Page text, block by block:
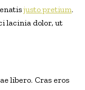
justo pretium.
lacinia dolor, ut
libero. Cras eros